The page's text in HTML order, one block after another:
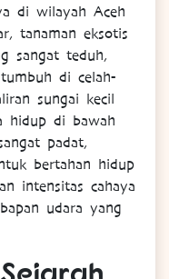
di wilayah Aceh
tanaman eksotis
sangat teduh,
di celah-
sungai kecil
hidup di bawah
padat,
bertahan hidup
intensitas cahaya
udara yang